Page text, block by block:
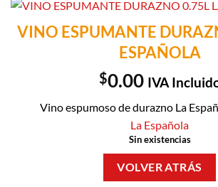
VINO ESPUMANTE
ESPAÑOLA
$0.00 IVA
Vino espumoso de durazno La
La Española
Sin existencias